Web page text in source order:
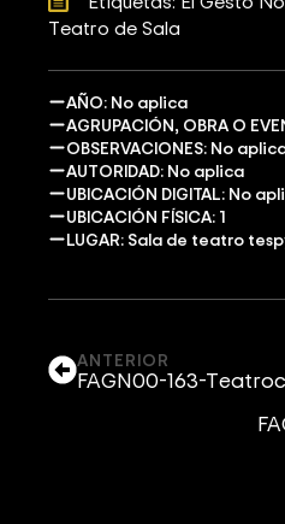
Teatro de Sala
AÑO: No aplica
AGRUPACIÓN, OBRA O
OBSERVACIONES: No
AUTORIDAD: No aplica
UBICACIÓN DIGITAL: No
UBICACIÓN FÍSICA: 1
LUGAR: Sala de teatro
ANTERIOR
FAGN00-163-